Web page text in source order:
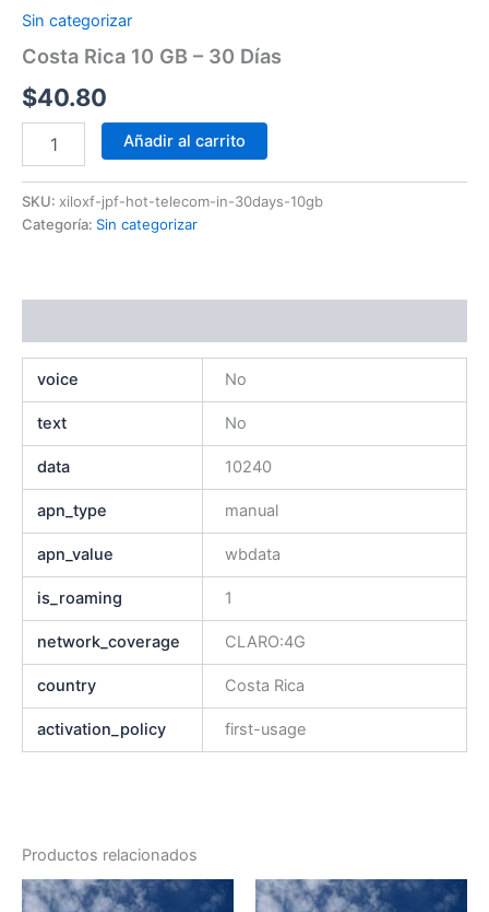
Sin categorizar
Costa Rica 10 GB – 30 Días
$40.80
Añadir al carrito
SKU: xiloxf-jpf-hot-telecom-in-30days-10gb
Categoría: Sin categorizar
voice No
text No
data 10240
apn_type manual
apn_value wbdata
is_roaming 1
network_coverage CLARO:4G
country Costa Rica
activation_policy first-usage
Productos relacionados